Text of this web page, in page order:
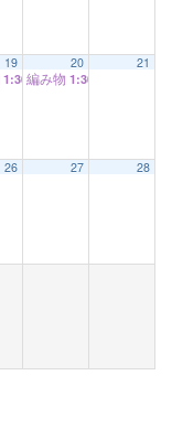
19
1:30 PM
20
編み物 1:30 PM
21
26 27 28